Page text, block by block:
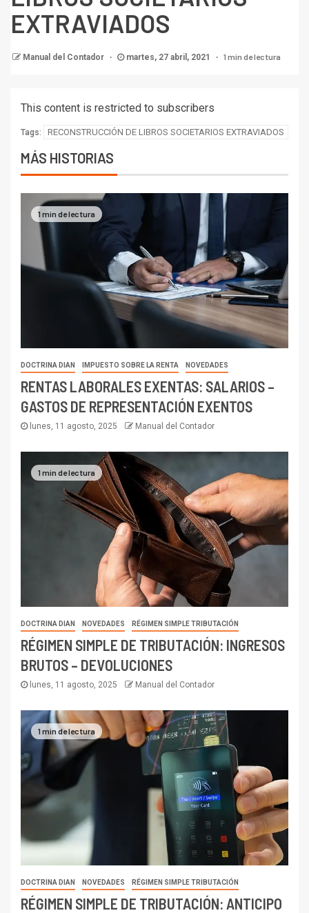
EXTRAVIADOS
Manual del Contador martes, 27 abril, 2021 1 min de lectura
This content is restricted to subscribers
Tags: RECONSTRUCCIÓN DE LIBROS SOCIETARIOS EXTRAVIADOS
MÁS HISTORIAS
1 min de lectura
DOCTRINA DIAN IMPUESTO SOBRE LA RENTA NOVEDADES
RENTAS LABORALES EXENTAS: SALARIOS –
GASTOS DE REPRESENTACIÓN EXENTOS
lunes, 11 agosto, 2025 Manual del Contador
1 min de lectura
DOCTRINA DIAN NOVEDADES RÉGIMEN SIMPLE TRIBUTACIÓN
RÉGIMEN SIMPLE DE TRIBUTACIÓN: INGRESOS
BRUTOS – DEVOLUCIONES
lunes, 11 agosto, 2025 Manual del Contador
1 min de lectura
DOCTRINA DIAN NOVEDADES RÉGIMEN SIMPLE TRIBUTACIÓN
RÉGIMEN SIMPLE DE TRIBUTACIÓN: ANTICIPO